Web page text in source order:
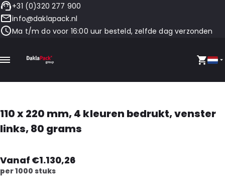
+31 (0)320 277 900
info@daklapack.nl
Ma t/m do voor 16:00 uur besteld, zelfde dag verzonden
110 x 220 mm, 4 kleuren bedrukt, venster
links, 80 grams
Vanaf €1.130,26
per 1000 stuks